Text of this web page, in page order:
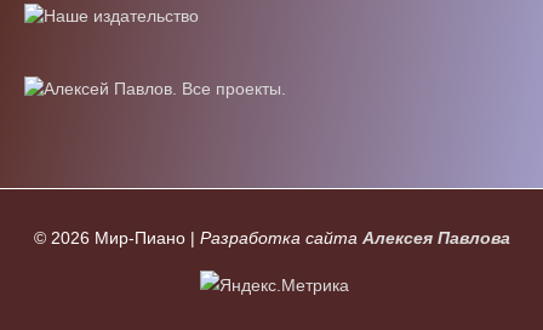
© 2026 Мир-Пиано| Разработка сайта Алексея Павлова